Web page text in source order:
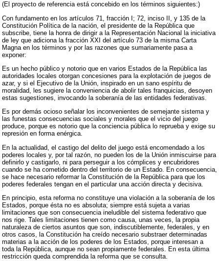
(El proyecto de referencia está concebido en los términos siguientes:)
Con fundamento en los artículos 71, fracción I; 72, inciso II, y 135 de la
Constitución Política de la nación, el presidente de la República que
subscribe, tiene la honra de dirigir a la Representación Nacional la iniciativa
de ley que adiciona la fracción XXI del artículo 73 de la misma Carta
Magna en los términos y por las razones que sumariamente pasa a
exponer:
Es un hecho público y notorio que en varios Estados de la República las
autoridades locales otorgan concesiones para la explotación de juegos de
azar, y si el Ejecutivo de la Unión, inspirado en un sano espíritu de
moralidad, les sugiere la conveniencia de abolir tales franquicias, desoyen
estas sugestiones, invocando la soberanía de las entidades federativas.
Es por demás ocioso señalar los inconvenientes de semejante sistema y
las funestas consecuencias sociales y morales que el vicio del juego
produce, porque es notorio que la conciencia pública lo reprueba y exige su
represión en forma enérgica.
En la actualidad, el castigo del delito del juego está encomendado a los
poderes locales y, por tal razón, no pueden los de la Unión inmiscuirse para
definirlo y castigarlo, ni para perseguir a los cómplices y encubridores
cuando se ha cometido dentro del territorio de un Estado. En consecuencia,
se hace necesario reformar la Constitución de la República para que los
poderes federales tengan en el particular una acción directa y decisiva.
En principio, esta reforma no constituye una violación a la soberanía de los
Estados, porque ésta no es absoluta; siempre está sujeta a varias
limitaciones que son consecuencia ineludible del sistema federativo que
nos rige. Tales limitaciones tienen como causa, unas veces, la propia
naturaleza de ciertos asuntos que son, indiscutiblemente, federales, y en
otros casos, la Constitución ha creído necesario substraer determinadas
materias a la acción de los poderes de los Estados, porque interesan a
toda la República, aunque no sean propiamente federales. En esta última
restricción queda comprendida la reforma que se consulta.